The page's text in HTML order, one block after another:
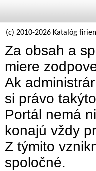
(c) 2010-2026 Katalóg
Za obsah a
miere
Ak
si právo
Portál nemá
konajú vždy
Z týmito
spoločné.